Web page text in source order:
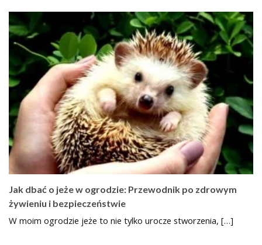
Jak dbać o jeże w ogrodzie: Przewodnik po zdrowym
żywieniu i bezpieczeństwie
W moim ogrodzie jeże to nie tylko urocze stworzenia, […]